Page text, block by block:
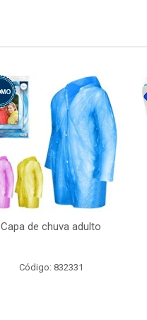
Capa de chuva adulto
Código: 832331